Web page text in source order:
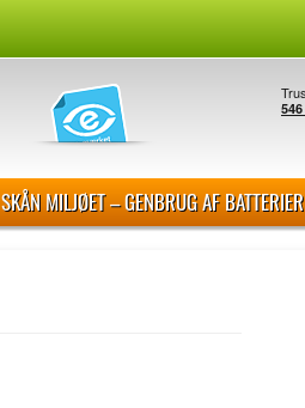
SKÅN MILJØET – GENBRUG AF BATTERIER